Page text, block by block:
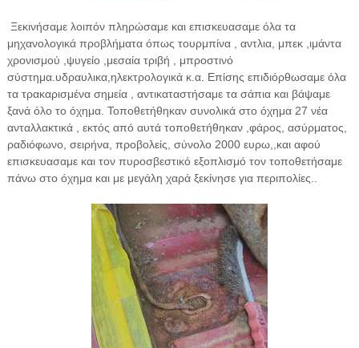
Ξεκινήσαμε λοιπόν πληρώσαμε και επισκευασαμε όλα τα
μηχανολογικά προβλήματα όπως τουρμπίνα , αντλια, μπεκ ,ιμάντα
χρονισμού ,ψυγείο ,μεσαία τριβή , μπροστινό
σύστημα.υδραυλικα,ηλεκτρολογικά κ.α. Επίσης επιδιόρθωσαμε όλα
τα τρακαρισμένα σημεία , αντικαταστήσαμε τα σάπια και βάψαμε
ξανά όλο το όχημα. Τοποθετήθηκαν συνολικά στο όχημα 27 νέα
ανταλλακτικά , εκτός από αυτά τοποθετήθηκαν ,φάρος, ασύρματος,
ραδιόφωνο, σειρήνα, προβολείς, σύνολο 2000 ευρω,,και αφού
επισκευασαμε και τον πυροσβεστικό εξοπλισμό τον τοποθετήσαμε
πάνω στο όχημα και με μεγάλη χαρά ξεκίνησε για περιπολίες..